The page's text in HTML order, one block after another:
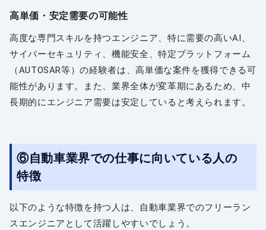
高単価・安定需要の可能性
高度な専門スキルを持つエンジニア、特に需要の高いAI、
サイバーセキュリティ、機能安全、特定プラットフォーム
（AUTOSAR等）の経験者は、高単価な案件を獲得できる可
能性があります。また、業界全体が変革期にあるため、中
長期的にエンジニア需要は安定していると考えられます。
⑥自動車業界での仕事に向いている人の
特徴
以下のような特徴を持つ人は、自動車業界でのフリーラン
スエンジニアとして活躍しやすいでしょう。